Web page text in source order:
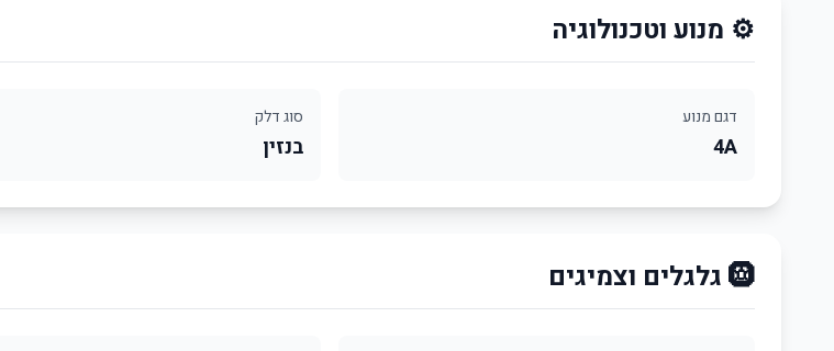
⚙️ מנוע וטכנולוגיה
דגם מנוע
4A
סוג דלק
בנזין
🛞 גלגלים וצמיגים